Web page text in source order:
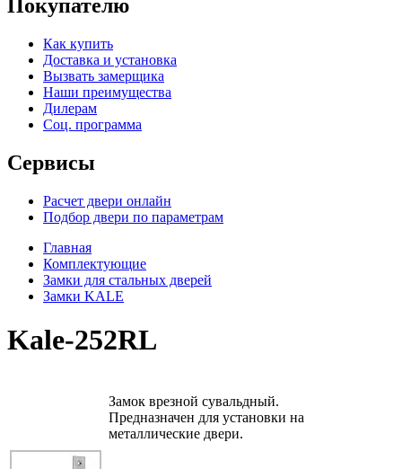
Покупателю
Как купить
Доставка и установка
Вызвать замерщика
Наши преимущества
Дилерам
Соц. программа
Сервисы
Расчет двери онлайн
Подбор двери по параметрам
Главная
Комплектующие
Замки для стальных дверей
Замки KALE
Kale-252RL
Замок врезной сувальдный.
Предназначен для установки на
металлические двери.